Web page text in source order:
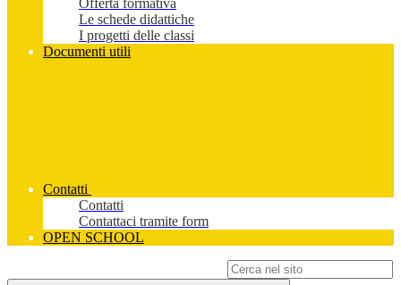
Offerta formativa
Le schede didattiche
I progetti delle classi
Documenti utili
Contatti
Contatti
Contattaci tramite form
OPEN SCHOOL